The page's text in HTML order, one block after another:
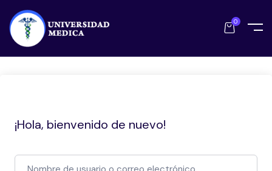
0
¡Hola, bienvenido de nuevo!